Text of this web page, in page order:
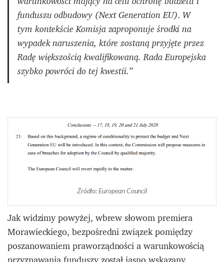
funduszu odbudowy (Next Generation EU). W
tym kontekście Komisja zaproponuje środki na
wypadek naruszenia, które zostaną przyjęte przez
Radę większością kwalifikowaną. Rada Europejska
szybko powróci do tej kwestii.”
Źródło: European Council
Jak widzimy powyżej, wbrew słowom premiera
Morawieckiego, bezpośredni związek pomiędzy
poszanowaniem praworządności a warunkowością